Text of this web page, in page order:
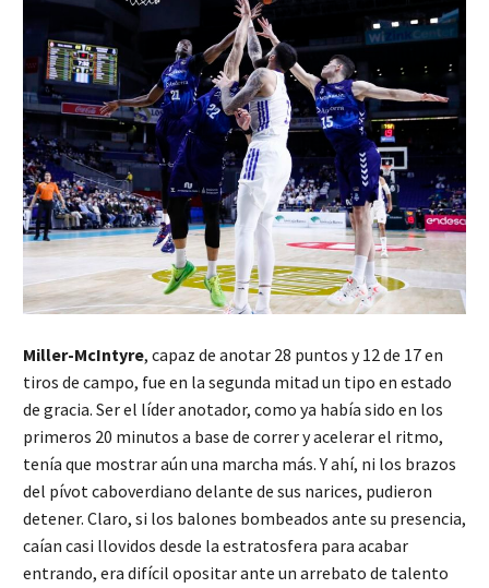
Miller-McIntyre, capaz de anotar 28 puntos y 12 de 17 en
tiros de campo, fue en la segunda mitad un tipo en estado
de gracia. Ser el líder anotador, como ya había sido en los
primeros 20 minutos a base de correr y acelerar el ritmo,
tenía que mostrar aún una marcha más. Y ahí, ni los brazos
del pívot caboverdiano delante de sus narices, pudieron
detener. Claro, si los balones bombeados ante su presencia,
caían casi llovidos desde la estratosfera para acabar
entrando, era difícil opositar ante un arrebato de talento